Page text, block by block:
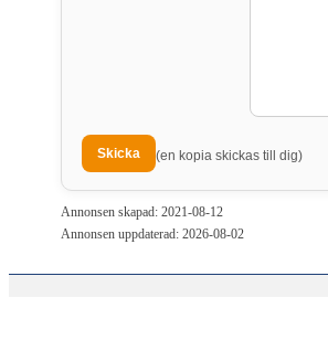
(en kopia skickas till dig)
Annonsen skapad: 2021-08-12
Annonsen uppdaterad: 2026-08-02